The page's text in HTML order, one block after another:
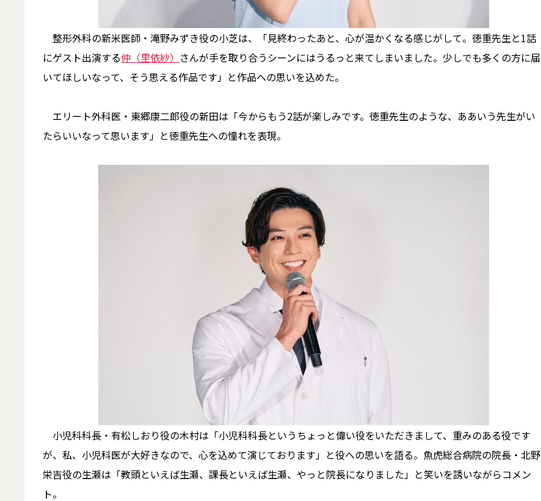
整形外科の新米医師・滝野みずき役の小芝は、「見終わったあと、心が温かくなる感じがして。徳重先生と1話
にゲスト出演する仲（里依紗） さんが手を取り合うシーンにはうるっと来てしまいました。少しでも多くの方に届
いてほしいなって、そう思える作品です」と作品への思いを込めた。
エリート外科医・東郷康二郎役の新田は「今からもう2話が楽しみです。徳重先生のような、ああいう先生がい
たらいいなって思います」と徳重先生への憧れを表現。
小児科科長・有松しおり役の木村は「小児科科長というちょっと偉い役をいただきまして、重みのある役です
が、私、小児科医が大好きなので、心を込めて演じております」と役への思いを語る。魚虎総合病院の院長・北野
栄吉役の生瀬は「教頭といえば生瀬、課長といえば生瀬、やっと院長になりました」と笑いを誘いながらコメン
ト。